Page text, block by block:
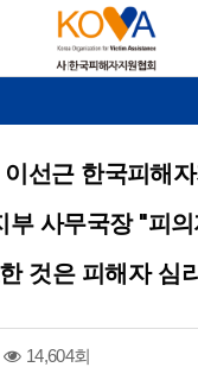
선근 한국피해
부 사무국장 "피
것은 피해자 심
14,604회